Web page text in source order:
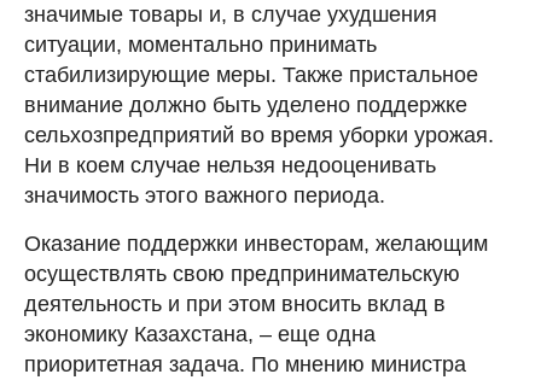
значимые товары и, в случае ухудшения
ситуации, моментально принимать
стабилизирующие меры. Также пристальное
внимание должно быть уделено поддержке
сельхозпредприятий во время уборки урожая.
Ни в коем случае нельзя недооценивать
значимость этого важного периода.
Оказание поддержки инвесторам, желающим
осуществлять свою предпринимательскую
деятельность и при этом вносить вклад в
экономику Казахстана, – еще одна
приоритетная задача. По мнению министра